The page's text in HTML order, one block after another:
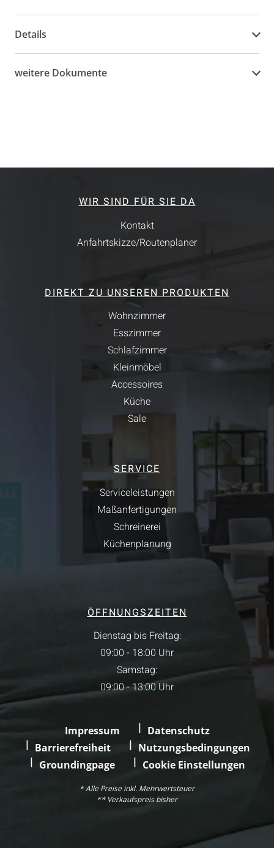
Details
weitere Dokumente
WIR SIND FÜR SIE DA
Kontakt
Anfahrtskizze/Routenplaner
DIREKT ZU UNSEREN PRODUKTEN
Wohnzimmer
Esszimmer
Schlafzimmer
Kleinmöbel
Accessoires
Küche
Sale
SERVICE
Serviceleistungen
Maßanfertigungen
Schreinerei
Küchenplanung
ÖFFNUNGSZEITEN
Dienstag bis Freitag:
09:00 - 18:00 Uhr
Samstag:
09:00 - 13:00 Uhr
Impressum
Datenschutz
Barrierefreiheit
Nutzungsbedingungen
Groundingpage
Cookie Einstellungen
* Alle Preise inkl. Mehrwertsteuer
** Verkaufspreis bisher